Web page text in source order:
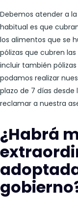
Debemos atender a
habitual es que
los alimentos que se
pólizas que cubren
incluir también
podamos realizar
plazo de 7 días
reclamar a nuestra
¿Habrá